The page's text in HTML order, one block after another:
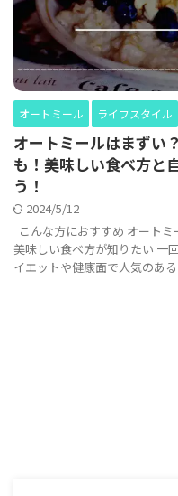
オートミール ライフスタイル
オートミールはまずい
も！美味しい食べ方と
う！
2024/5/12
こんな方におすすめ オート
美味しい食べ方が知りたい
イエットや健康面で人気のある